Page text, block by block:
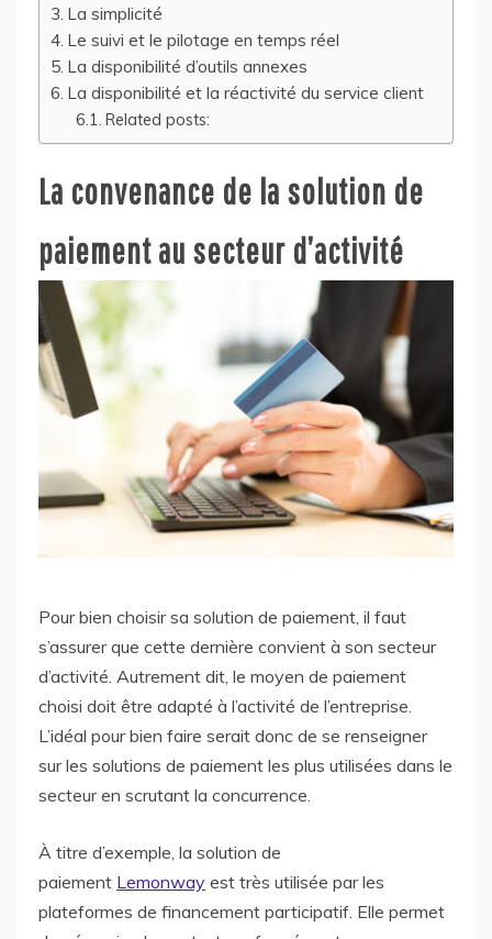
La simplicité
Le suivi et le pilotage en temps réel
La disponibilité d’outils annexes
La disponibilité et la réactivité du service client
Related posts:
La convenance de la solution de
paiement au secteur d’activité
Pour bien choisir sa solution de paiement, il faut
s’assurer que cette dernière convient à son secteur
d’activité. Autrement dit, le moyen de paiement
choisi doit être adapté à l’activité de l’entreprise.
L’idéal pour bien faire serait donc de se renseigner
sur les solutions de paiement les plus utilisées dans le
secteur en scrutant la concurrence.
À titre d’exemple, la solution de
paiement Lemonway est très utilisée par les
plateformes de financement participatif. Elle permet